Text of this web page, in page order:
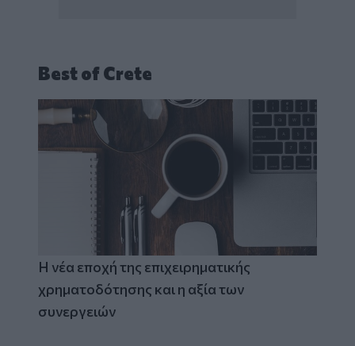
Best of Crete
Η νέα εποχή της επιχειρηματικής
χρηματοδότησης και η αξία των
συνεργειών